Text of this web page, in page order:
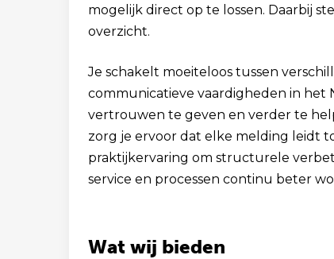
mogelijk direct op te lossen. Daarbij
overzicht.
Je schakelt moeiteloos tussen
communicatieve vaardigheden in het
vertrouwen te geven en verder te
zorg je ervoor dat elke melding leidt
praktijkervaring om structurele
service en processen continu beter
Wat wij bieden